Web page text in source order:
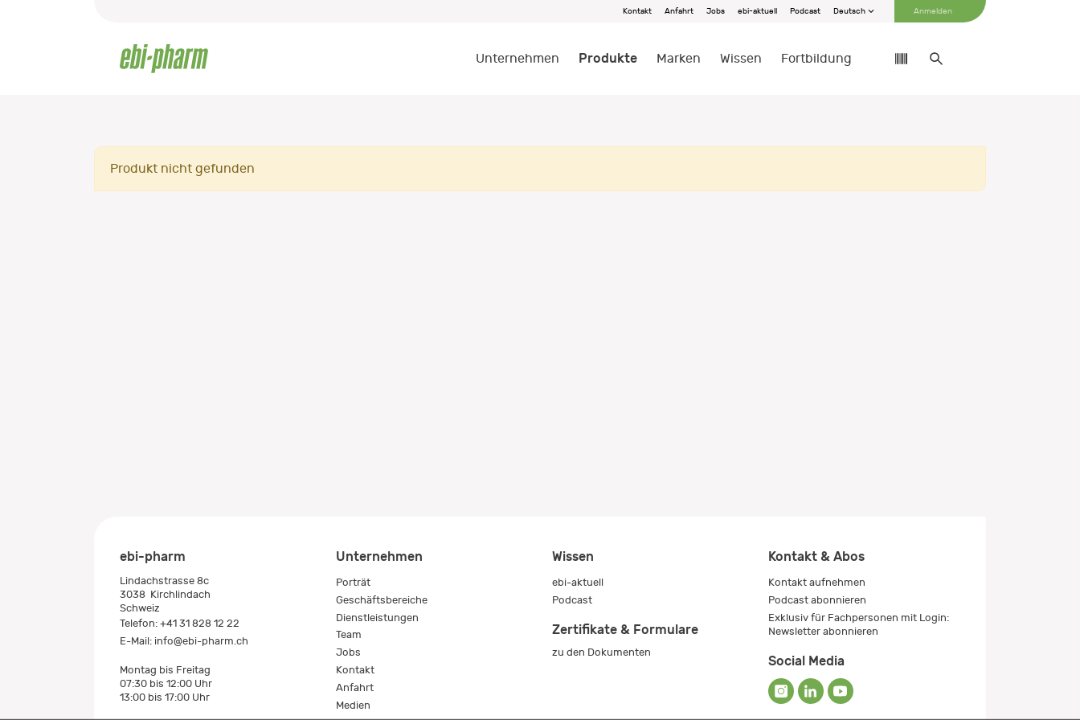
Kontakt Anfahrt Jobs ebi-aktuell Podcast Deutsch Anmelden
Unternehmen Produkte Marken Wissen Fortbildung
Produkt nicht gefunden
ebi-pharm
Lindachstrasse 8c
3038 Kirchlindach
Schweiz
Telefon: +41 31 828 12 22
E-Mail: info@ebi-pharm.ch
Montag bis Freitag
07:30 bis 12:00 Uhr
13:00 bis 17:00 Uhr
Unternehmen
Porträt
Geschäftsbereiche
Dienstleistungen
Team
Jobs
Kontakt
Anfahrt
Medien
Wissen
ebi-aktuell
Podcast
Zertifikate & Formulare
zu den Dokumenten
Kontakt & Abos
Kontakt aufnehmen
Podcast abonnieren
Exklusiv für Fachpersonen mit Login:
Newsletter abonnieren
Social Media